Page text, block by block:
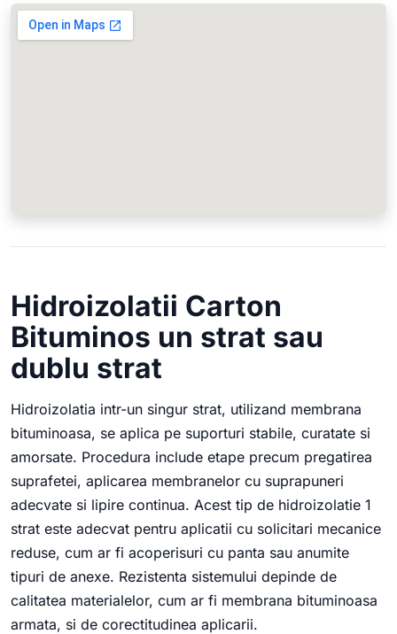
Hidroizolatii Carton
Bituminos un strat sau
dublu strat
Hidroizolatia intr-un singur strat, utilizand membrana
bituminoasa, se aplica pe suporturi stabile, curatate si
amorsate. Procedura include etape precum pregatirea
suprafetei, aplicarea membranelor cu suprapuneri
adecvate si lipire continua. Acest tip de hidroizolatie 1
strat este adecvat pentru aplicatii cu solicitari mecanice
reduse, cum ar fi acoperisuri cu panta sau anumite
tipuri de anexe. Rezistenta sistemului depinde de
calitatea materialelor, cum ar fi membrana bituminoasa
armata, si de corectitudinea aplicarii.